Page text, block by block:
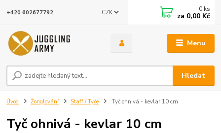
Menu
CZK
Hledat
+420 602677792 0 ks
za 0,00 Kč
Úvod Žonglování Staff / Tyče Tyč ohnivá - kevlar 10 cm
Tyč ohnivá - kevlar 10 cm